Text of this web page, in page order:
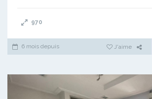
970
6 mois depuis J'aime